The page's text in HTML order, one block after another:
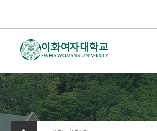
이화여자대학교
EWHA WOMANS UNIVERSITY